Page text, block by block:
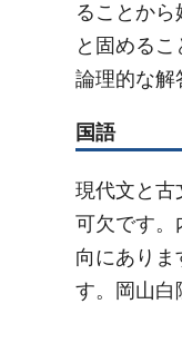
ることか
と固める
論理的な解
国語
現代文と古
可欠です。
向にあり
す。岡山白